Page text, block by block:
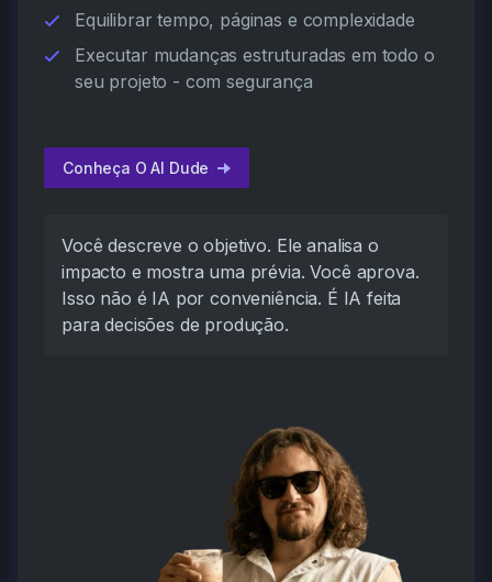
Equilibrar tempo, páginas e complexidade
Executar mudanças estruturadas em todo o
seu projeto - com segurança
Conheça O AI Dude
Você descreve o objetivo. Ele analisa o
impacto e mostra uma prévia. Você aprova.
Isso não é IA por conveniência. É IA feita
para decisões de produção.